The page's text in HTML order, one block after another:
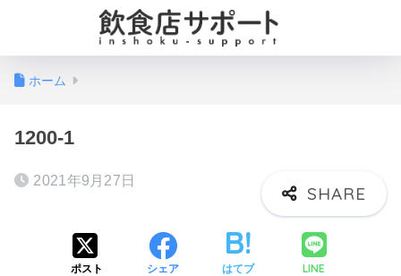
ホーム
1200-1
2021年9月27日
ポスト シェア はてブ LINE